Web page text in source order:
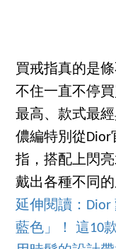
買戒指真的是
不住一直不停
最高、款式最
儂編特別從Dior
指，搭配上閃
戴出各種不同的
延伸閱讀： Dior
藍色」！ 這10